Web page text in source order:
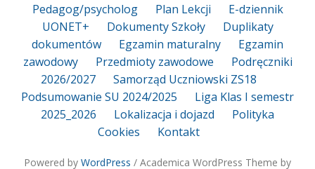
Pedagog/psycholog
Plan Lekcji
E-dziennik
UONET+
Dokumenty Szkoły
Duplikaty
dokumentów
Egzamin maturalny
Egzamin
zawodowy
Przedmioty zawodowe
Podręczniki
2026/2027
Samorząd Uczniowski ZS18
Podsumowanie SU 2024/2025
Liga Klas I semestr
2025_2026
Lokalizacja i dojazd
Polityka
Cookies
Kontakt
Powered by WordPress / Academica WordPress Theme by